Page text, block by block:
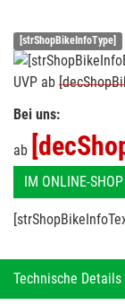
[strShopBikeInfoType]
UVP ab
Bei uns:
ab
IM ONLINE-
Technische Details